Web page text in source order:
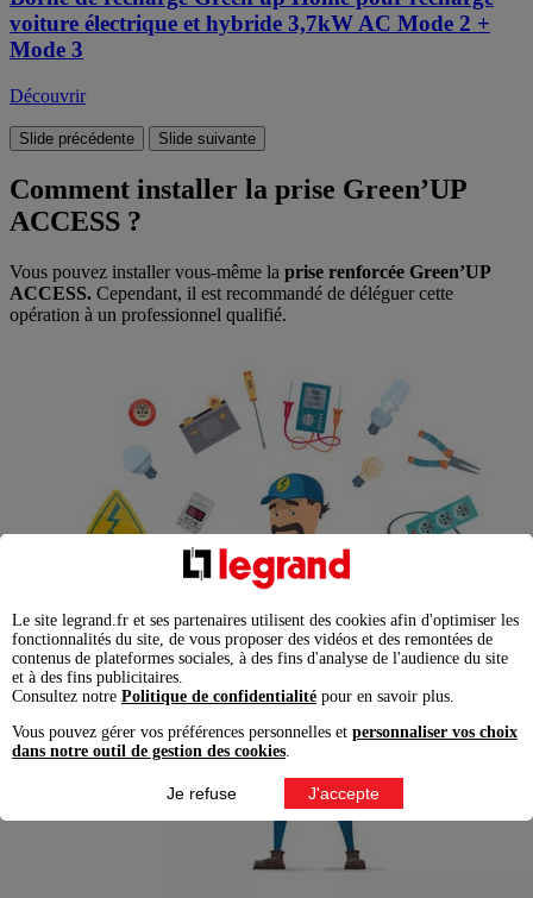
voiture électrique et hybride 3,7kW AC Mode 2 +
Mode 3
Découvrir
Slide précédente Slide suivante
Comment installer la prise Green’UP
ACCESS ?
Vous pouvez installer vous-même la prise renforcée Green’UP
ACCESS. Cependant, il est recommandé de déléguer cette
opération à un professionnel qualifié.
Le site legrand.fr et ses partenaires utilisent des cookies afin d'optimiser les
fonctionnalités du site, de vous proposer des vidéos et des remontées de
contenus de plateformes sociales, à des fins d'analyse de l'audience du site
et à des fins publicitaires.
Consultez notre Politique de confidentialité pour en savoir plus.
Vous pouvez gérer vos préférences personnelles et personnaliser vos choix
dans notre outil de gestion des cookies
Je refuse J'accepte